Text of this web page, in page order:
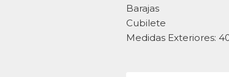
Barajas
Cubilete
Medidas Exteriores: